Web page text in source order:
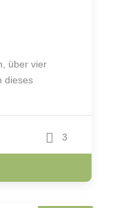
über vier
dieses
3